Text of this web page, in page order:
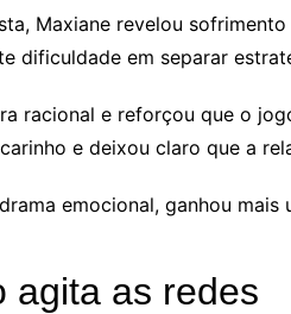
Maxiane revelou
dificuldade em separar
racional e reforçou que o
e deixou claro que a
emocional, ganhou mais
agita as redes